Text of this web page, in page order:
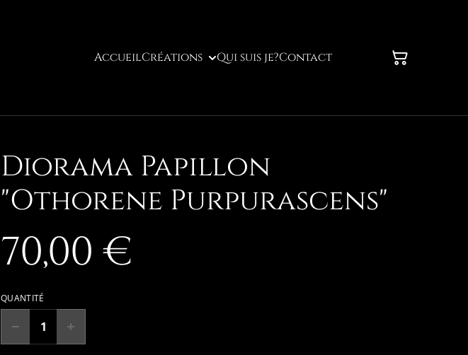
AccueilCréations Qui suis je?Contact
Diorama Papillon
"Othorene Purpurascens"
70,00 €
QUANTITÉ